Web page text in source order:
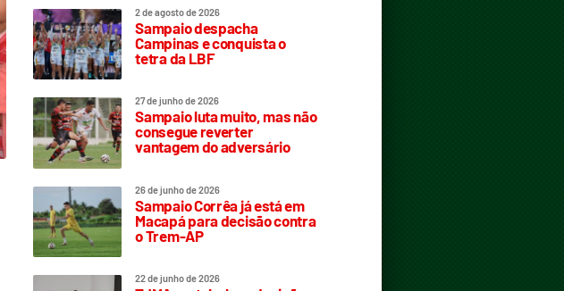
2 de agosto de 2026
Sampaio despacha
Campinas e conquista o
tetra da LBF
27 de junho de 2026
Sampaio luta muito, mas não
consegue reverter
vantagem do adversário
26 de junho de 2026
Sampaio Corrêa já está em
Macapá para decisão contra
o Trem-AP
22 de junho de 2026